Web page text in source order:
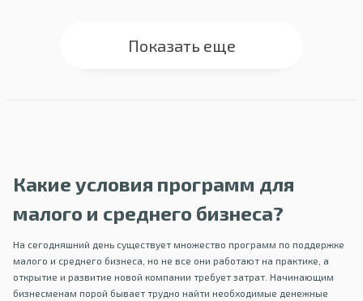
Показать еще
Какие условия программ для
малого и среднего бизнеса?
На сегодняшний день существует множество программ по поддержке
малого и среднего бизнеса, но не все они работают на практике, а
открытие и развитие новой компании требует затрат. Начинающим
бизнесменам порой бывает трудно найти необходимые денежные